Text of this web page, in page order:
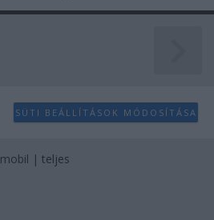
SÜTI BEÁLLÍTÁSOK MÓDOSÍTÁSA
mobil | teljes